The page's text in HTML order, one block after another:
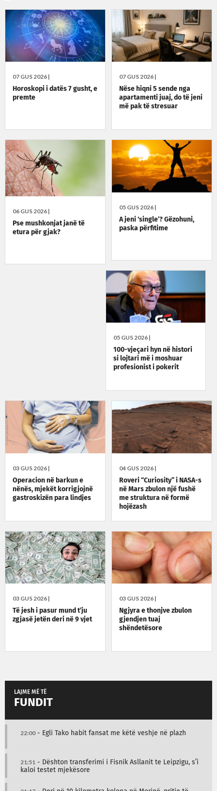
07 GUS 2026 |
Horoskopi i datës 7 gusht, e
premte
07 GUS 2026 |
Nëse hiqni 5 sende nga
apartamenti juaj, do të jeni
më pak të stresuar
06 GUS 2026 |
Pse mushkonjat janë të
etura për gjak?
05 GUS 2026 |
A jeni ‘single’? Gëzohuni,
paska përfitime
05 GUS 2026 |
100-vjeçari hyn në histori
si lojtari më i moshuar
profesionist i pokerit
04 GUS 2026 |
Roveri “Curiosity” i NASA-s
në Mars zbulon një fushë
me struktura në formë
hojëzash
03 GUS 2026 |
Operacion në barkun e
nënës, mjekët korrigjojnë
gastroskizën para lindjes
03 GUS 2026 |
Ngjyra e thonjve zbulon
gjendjen tuaj
shëndetësore
03 GUS 2026 |
Të jesh i pasur mund t’ju
zgjasë jetën deri në 9 vjet
LAJME MË TË
FUNDIT
22:00- Egli Tako habit fansat me këtë veshje në plazh
21:51 - Dështon transferimi i Fisnik Asllanit te Leipzigu, s’i
kaloi testet mjekësore